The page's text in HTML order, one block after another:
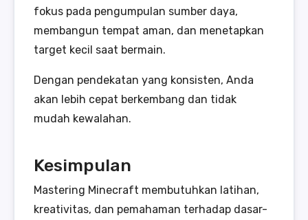
fokus pada pengumpulan sumber daya,
membangun tempat aman, dan menetapkan
target kecil saat bermain.
Dengan pendekatan yang konsisten, Anda
akan lebih cepat berkembang dan tidak
mudah kewalahan.
Kesimpulan
Mastering Minecraft membutuhkan latihan,
kreativitas, dan pemahaman terhadap dasar-